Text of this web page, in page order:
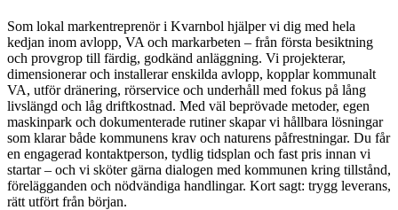
Som lokal markentreprenör i Kvarnbol hjälper vi dig med hela
kedjan inom avlopp, VA och markarbeten – från första besiktning
och provgrop till färdig, godkänd anläggning. Vi projekterar,
dimensionerar och installerar enskilda avlopp, kopplar kommunalt
VA, utför dränering, rörservice och underhåll med fokus på lång
livslängd och låg driftkostnad. Med väl beprövade metoder, egen
maskinpark och dokumenterade rutiner skapar vi hållbara lösningar
som klarar både kommunens krav och naturens påfrestningar. Du får
en engagerad kontaktperson, tydlig tidsplan och fast pris innan vi
startar – och vi sköter gärna dialogen med kommunen kring tillstånd,
förelägganden och nödvändiga handlingar. Kort sagt: trygg leverans,
rätt utfört från början.